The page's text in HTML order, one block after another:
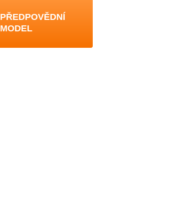
PŘEDPOVĚDNÍ
MODEL